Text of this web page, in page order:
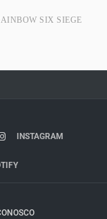
SIX SIEGE
INSTAGRAM